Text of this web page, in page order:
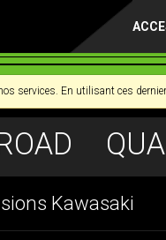
services. En utilisant ces
Kawasaki